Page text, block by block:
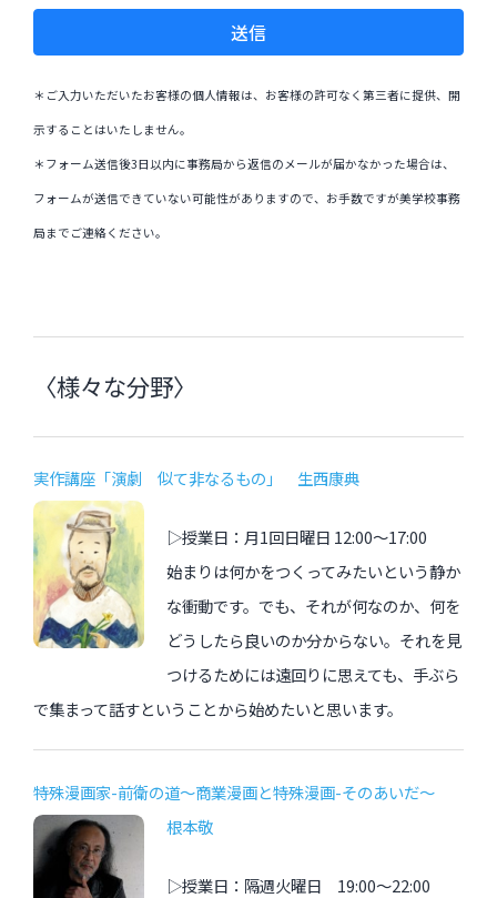
送信
＊ご入力いただいたお客様の個人情報は、お客様の許可なく第三者に提供、開
示することはいたしません。
＊フォーム送信後3日以内に事務局から返信のメールが届かなかった場合は、
フォームが送信できていない可能性がありますので、お手数ですが美学校事務
局までご連絡ください。
〈様々な分野〉
実作講座「演劇 似て非なるもの」 生西康典
▷授業日：月1回日曜日 12:00〜17:00
始まりは何かをつくってみたいという静か
な衝動です。でも、それが何なのか、何を
どうしたら良いのか分からない。それを見
つけるためには遠回りに思えても、手ぶら
で集まって話すということから始めたいと思います。
特殊漫画家-前衛の道〜商業漫画と特殊漫画-そのあいだ〜
根本敬
▷授業日：隔週火曜日 19:00〜22:00